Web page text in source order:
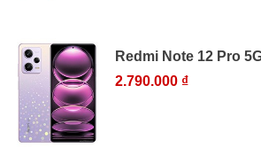
Redmi Note 12 Pro
2.790.000 ₫